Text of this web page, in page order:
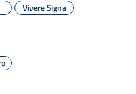
Vivere Signa